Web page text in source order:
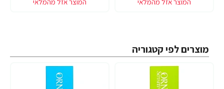
מוצרים לפי קטגוריה